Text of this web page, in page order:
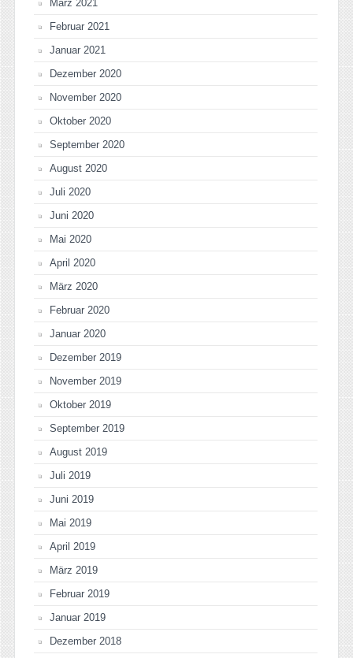
März 2021
Februar 2021
Januar 2021
Dezember 2020
November 2020
Oktober 2020
September 2020
August 2020
Juli 2020
Juni 2020
Mai 2020
April 2020
März 2020
Februar 2020
Januar 2020
Dezember 2019
November 2019
Oktober 2019
September 2019
August 2019
Juli 2019
Juni 2019
Mai 2019
April 2019
März 2019
Februar 2019
Januar 2019
Dezember 2018